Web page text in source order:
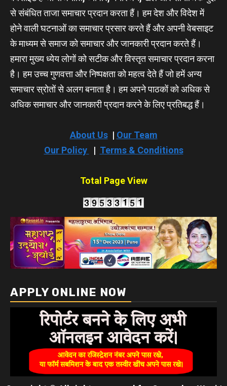
से संबंधित ताजा समाचार प्रदान करता हैं। हम देश और विदेश में
होने वाली घटनाओं का समाचार प्रसार करते हैं और अपनी वेबसाइट
के माध्यम से समाज को समाचार और जानकारी प्रदान करते हैं।
हमारा मुख्य ध्येय लोगों को सटीक और विस्तृत समाचार प्रदान करना
है। हम उच्च गुणवत्ता और निष्पक्षता को महत्व देते हैं जो हमें अन्य
समाचार स्रोतों से अलग बनाता है। हम अपने पाठकों को अधिक से
अधिक समाचार और जानकारी प्रदान करने के लिए प्रतिबद्ध हैं।
About Us| Our Team
Our Policy
| Terms & Conditions
Total Page View
APPLY ONLINE NOW